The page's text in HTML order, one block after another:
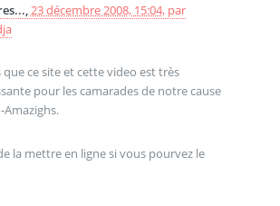
23 décembre 2008, 15:04, par
que ce site et cette video est très
pour les camarades de notre cause
Amazighs.
la mettre en ligne si vous pourvez le